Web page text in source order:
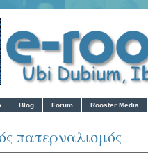
Blog Forum Rooster Media
πατερναλισμός